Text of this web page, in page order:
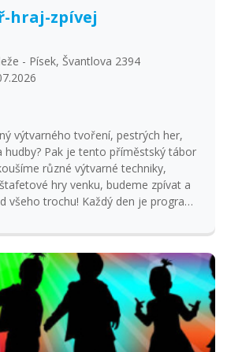
hraj-zpívej
- Písek, Švantlova 2394
výtvarného tvoření, pestrých her,
hudby? Pak je tento příměstský tábor
různé výtvarné techniky,
hry venku, budeme zpívat a
Každý den je program
na tvorbu.